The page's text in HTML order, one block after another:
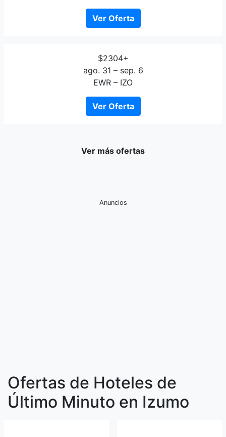
Ver Oferta
$2304+
ago. 31 – sep. 6
EWR – IZO
Ver Oferta
Ver más ofertas
Anuncios
Ofertas de Hoteles de
Último Minuto en Izumo